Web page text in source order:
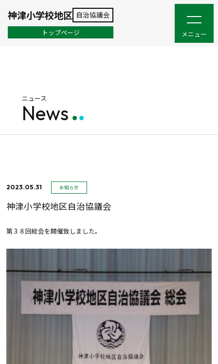
神津小学校地区 自治協議会
トップページ メニュー
ニュース
News
2023.05.31 お知らせ
神津小学校地区自治協議会
第３８回総会を開催致しました。